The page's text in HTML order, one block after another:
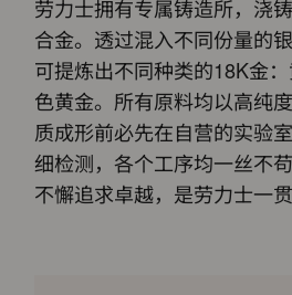
劳力士拥有专属铸造所，浇
合金。透过混入不同份量的
可提炼出不同种类的18K金
色黄金。所有原料均以高纯
质成形前必先在自营的实验
细检测，各个工序均一丝不
不懈追求卓越，是劳力士一贯